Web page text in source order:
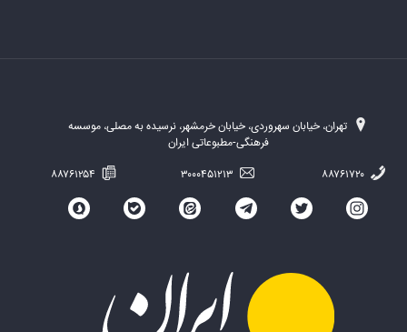
تهران، خیابان سهروردی، خیابان خرمشهر، نرسیده به مصلی، موسسه
فرهنگی-مطبوعاتی ایران